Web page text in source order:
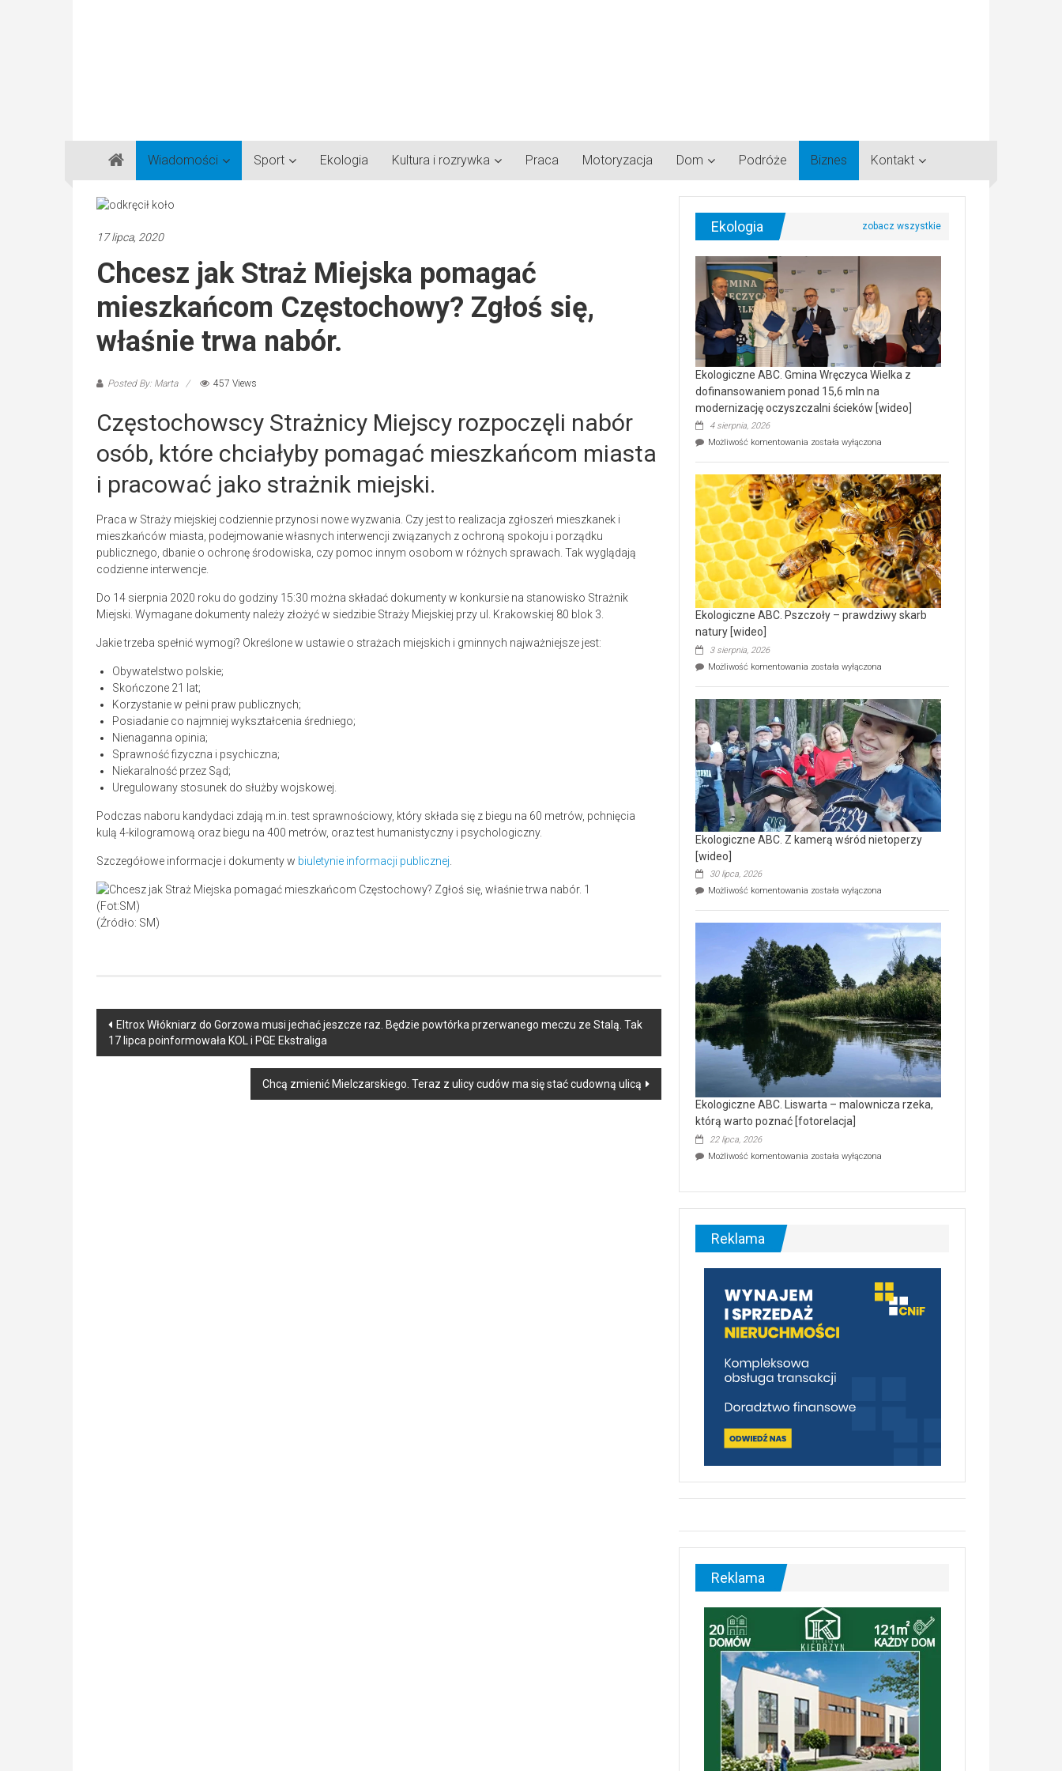
Gazeta
Regionalna
Częstochowa,
Lubliniec,
Wiadomości Sport Ekologia Kultura i rozrywka Praca Motoryzacja Dom Podróże Biznes Kontakt
17 lipca, 2020
Chcesz jak Straż Miejska pomagać
mieszkańcom Częstochowy? Zgłoś się,
właśnie trwa nabór.
Posted By: Marta 457 Views
Częstochowscy Strażnicy Miejscy rozpoczęli nabór
osób, które chciałyby pomagać mieszkańcom miasta
i pracować jako strażnik miejski.
Praca w Straży miejskiej codziennie przynosi nowe wyzwania. Czy jest to realizacja zgłoszeń mieszkanek i
mieszkańców miasta, podejmowanie własnych interwencji związanych z ochroną spokoju i porządku
publicznego, dbanie o ochronę środowiska, czy pomoc innym osobom w różnych sprawach. Tak wyglądają
codzienne interwencje.
Do 14 sierpnia 2020 roku do godziny 15:30 można składać dokumenty w konkursie na stanowisko Strażnik
Miejski. Wymagane dokumenty należy złożyć w siedzibie Straży Miejskiej przy ul. Krakowskiej 80 blok 3.
Jakie trzeba spełnić wymogi? Określone w ustawie o strażach miejskich i gminnych najważniejsze jest:
Obywatelstwo polskie;
Skończone 21 lat;
Korzystanie w pełni praw publicznych;
Posiadanie co najmniej wykształcenia średniego;
Nienaganna opinia;
Sprawność fizyczna i psychiczna;
Niekaralność przez Sąd;
Uregulowany stosunek do służby wojskowej.
Podczas naboru kandydaci zdają m.in. test sprawnościowy, który składa się z biegu na 60 metrów, pchnięcia
kulą 4-kilogramową oraz biegu na 400 metrów, oraz test humanistyczny i psychologiczny.
Szczegółowe informacje i dokumenty w biuletynie informacji publicznej.
(Fot:SM)
(Źródło: SM)
Post
navigation
Eltrox Włókniarz do Gorzowa musi jechać jeszcze raz. Będzie powtórka przerwanego meczu ze Stalą. Tak
17 lipca poinformowała KOL i PGE Ekstraliga
Chcą zmienić Mielczarskiego. Teraz z ulicy cudów ma się stać cudowną ulicą
Ekologia
Ekologiczne ABC. Gmina Wręczyca Wielka z
dofinansowaniem ponad 15,6 mln na
modernizację oczyszczalni ścieków [wideo]
4 sierpnia, 2026
Możliwość komentowania Ekologiczne
Wręczyca
Wielka
z
dofinansowaniem
ponad
15,6
mln
na
modernizację
oczyszczalni
ścieków
[wideo]
została wyłączona
Ekologiczne ABC. Pszczoły – prawdziwy skarb
natury [wideo]
3 sierpnia, 2026
Możliwość komentowania Ekologiczne
–
prawdziwy
skarb
natury
[wideo]
została wyłączona
Ekologiczne ABC. Z kamerą wśród nietoperzy
[wideo]
30 lipca, 2026
Możliwość komentowania Ekologiczne
wśród
nietoperzy
[wideo]
została wyłączona
Ekologiczne ABC. Liswarta – malownicza rzeka,
którą warto poznać [fotorelacja]
22 lipca, 2026
Możliwość komentowania Ekologiczne
–
malownicza
[fotorelacja]
została wyłączona
Reklama
Reklama